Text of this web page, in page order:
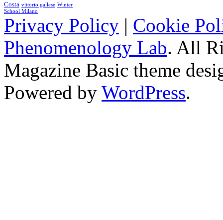
Costa vittorio gallese Winter
School Milano
Privacy Policy | Cookie
Phenomenology Lab. All
Magazine Basic theme
Powered by WordPress.